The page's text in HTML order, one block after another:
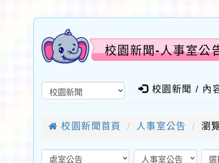
校園新聞-人事室公
校園新聞 / 內
校園新聞首頁 人事室公告 瀏